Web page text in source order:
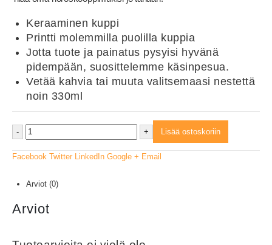
Keraaminen kuppi
Printti molemmilla puolilla kuppia
Jotta tuote ja painatus pysyisi hyvänä
pidempään, suosittelemme käsinpesua.
Vetää kahvia tai muuta valitsemaasi nestettä
noin 330ml
- + Lisää ostoskoriin
Facebook Twitter LinkedIn Google + Email
Arviot (0)
Arviot